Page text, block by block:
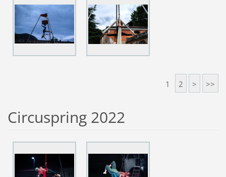
1 2 > >>
Circuspring 2022